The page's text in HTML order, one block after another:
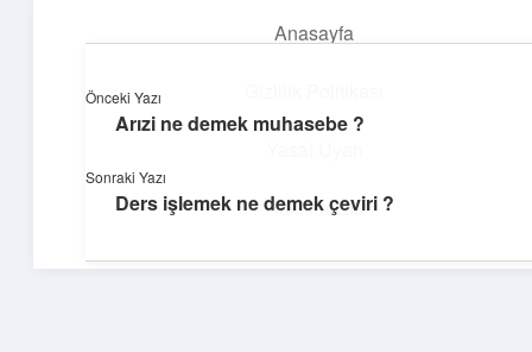
Anasayfa
Hakkımızda
Önceki Yazı
Arızi ne demek muhasebe ?
Sonraki Yazı
Ders işlemek ne demek çeviri ?